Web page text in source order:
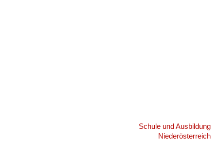
Schule und Ausbildung
Niederösterreich